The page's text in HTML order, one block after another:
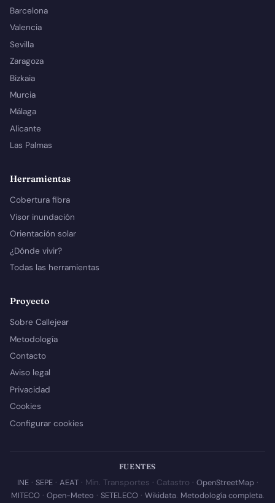
Barcelona
Valencia
Sevilla
Zaragoza
Bizkaia
Murcia
Málaga
Alicante
Las Palmas
Herramientas
Cobertura fibra
Visor inundación
Orientación solar
¿Dónde vivir?
Todas las herramientas
Proyecto
Sobre Callejear
Metodología
Contacto
Aviso legal
Privacidad
Cookies
Configurar cookies
FUENTES
INE· SEPE· AEAT· Min. Transportes · Catastro · OpenStreetMap·
MITECO· Open-Meteo · SETELECO· Wikidata. Metodología completa.